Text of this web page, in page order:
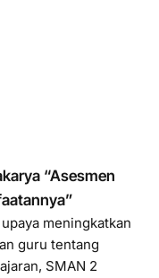
“Asesmen
meningkatkan
guru tentang
SMAN 2